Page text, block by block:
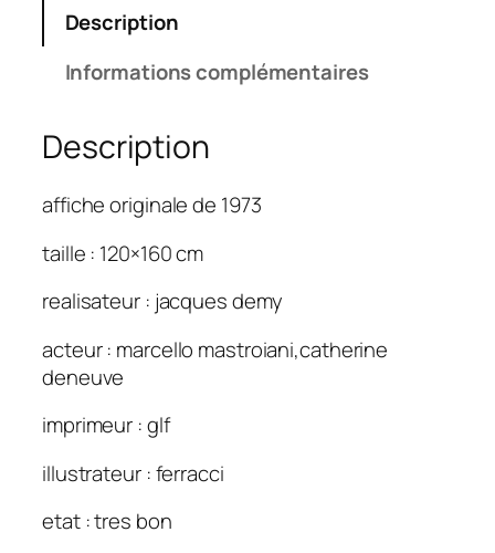
Description
Informations complémentaires
Description
affiche originale de 1973
taille : 120×160 cm
realisateur : jacques demy
acteur : marcello mastroiani,catherine
deneuve
imprimeur : glf
illustrateur : ferracci
etat : tres bon